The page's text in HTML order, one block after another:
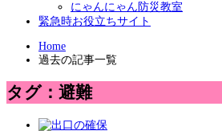
にゃんにゃん防災教室
緊急時お役立ちサイト
Home
過去の記事一覧
タグ：避難